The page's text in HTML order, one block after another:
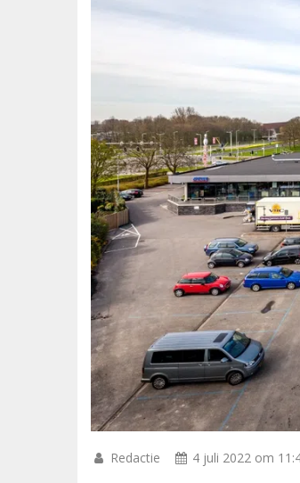
Redactie 4 juli 2022 om